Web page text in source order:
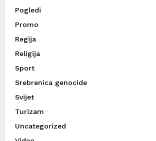
Pogledi
Promo
Regija
Religija
Sport
Srebrenica genocide
Svijet
Turizam
Uncategorized